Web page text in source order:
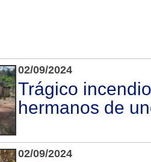
02/09/2024
Trágico
hermanos de
02/09/2024